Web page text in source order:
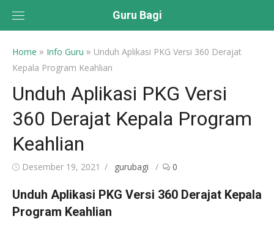
Guru Bagi
Home » Info Guru » Unduh Aplikasi PKG Versi 360 Derajat
Kepala Program Keahlian
Unduh Aplikasi PKG Versi
360 Derajat Kepala Program
Keahlian
Posted
Desember 19, 2021 Author
gurubagi 0
Unduh Aplikasi PKG Versi 360 Derajat Kepala
Program Keahlian